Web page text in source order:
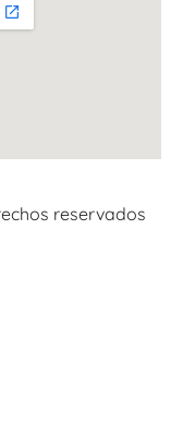
reservados